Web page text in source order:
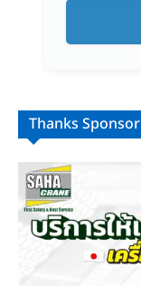
Thanks Sponsor